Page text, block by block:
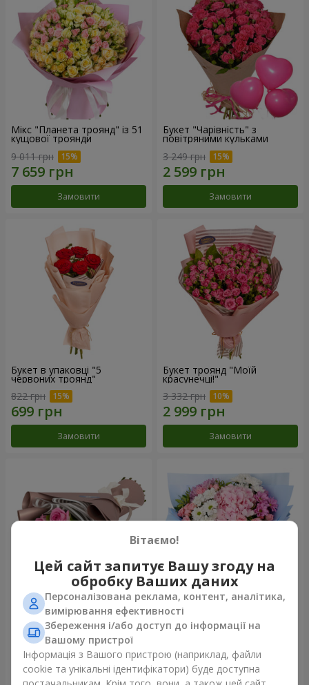
Мікс "Планета троянд" із 51
кущової троянди
9 011 грн
Замовити
Букет "Чарівність" з
повітряними кульками
3 249 грн
Замовити
Букет в упаковці "5
червоних троянд"
822 грн
Замовити
Букет троянд "Моїй
красунечці!"
3 332 грн
Замовити
Букет "7 рожевих троянд!"
1 199 грн
Замовити
Романтичний букет
"Небеса"
Замовити
Вітаємо!
Цей сайт запитує Вашу згоду на
обробку Ваших даних
Персоналізована реклама, контент, аналітика,
вимірювання ефективності
Збереження і/або доступ до інформації на
Вашому пристрої
Інформація з Вашого пристрою (наприклад, файли
cookie та унікальні ідентифікатори) буде доступна